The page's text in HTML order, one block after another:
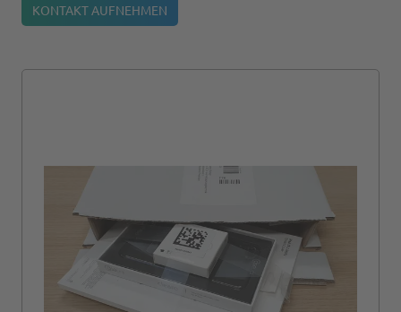
KONTAKT AUFNEHMEN